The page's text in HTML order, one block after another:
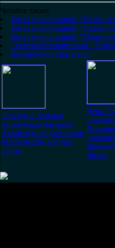
Читайте также:
Битва цивилизаций. "Найти
Битва цивилизаций. "Девы
Битва цивилизаций.
Секретные территории.
Космические спасатели
Легенда о древнем
затонувшем материке
Атлантида не дает покоя
человечеству вот уже
третье
День
эфира: